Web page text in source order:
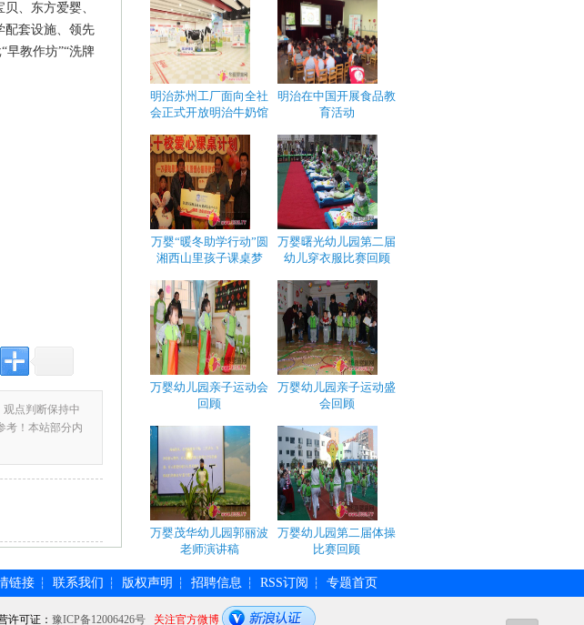
、东方爱婴、
配套设施、领先
早教作坊”“洗牌
点判断保持中
考！本站部分内
明治苏州工厂面向全社
会正式开放明治牛奶馆
明治在中国开展食品教
育活动
万婴“暖冬助学行动”圆
湘西山里孩子课桌梦
万婴曙光幼儿园第二届
幼儿穿衣服比赛回顾
万婴幼儿园亲子运动会
回顾
万婴幼儿园亲子运动盛
会回顾
万婴茂华幼儿园郭丽波
老师演讲稿
万婴幼儿园第二届体操
比赛回顾
链接 ┆ 联系我们 ┆ 版权声明 ┆ 招聘信息 ┆ RSS订阅 ┆ 专题首页
许可证： 豫ICP备12006426号 关注官方微博